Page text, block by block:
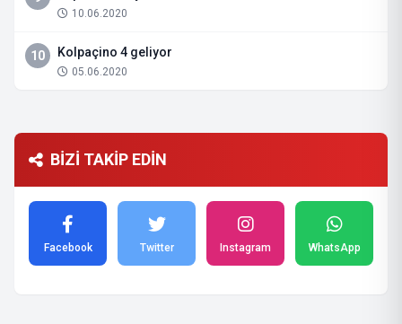
10.06.2020
10 Kolpaçino 4 geliyor
05.06.2020
BİZİ TAKİP EDİN
Facebook Twitter Instagram WhatsApp